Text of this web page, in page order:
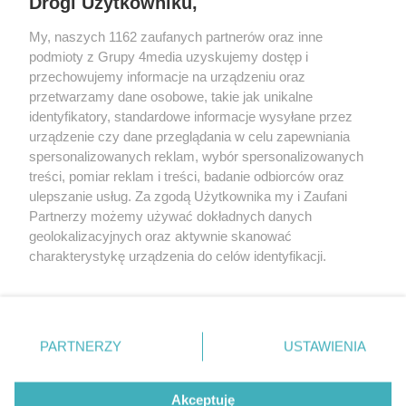
Redakcja Reklama Prywatność
Praca Łódź
the:protocol
Facebook.com
Youtube.com
My, naszych 1162 zaufanych partnerów oraz inne
podmioty z Grupy 4media uzyskujemy dostęp i
przechowujemy informacje na urządzeniu oraz
przetwarzamy dane osobowe, takie jak unikalne
identyfikatory, standardowe informacje wysyłane przez
urządzenie czy dane przeglądania w celu zapewniania
spersonalizowanych reklam, wybór spersonalizowanych
treści, pomiar reklam i treści, badanie odbiorców oraz
ulepszanie usług. Za zgodą Użytkownika my i Zaufani
Partnerzy możemy używać dokładnych danych
geolokalizacyjnych oraz aktywnie skanować
charakterystykę urządzenia do celów identyfikacji.
zmienić/wycofać klikając przycisk ustawień prywatności
znajdujący się w lewym dolnym rogu strony
. Niektóre
użytkownika, ale masz prawo sprzeciwić się takiemu
PARTNERZY USTAWIENIA
Akceptuję